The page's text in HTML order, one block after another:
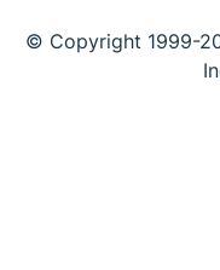
© Copyright 1999-